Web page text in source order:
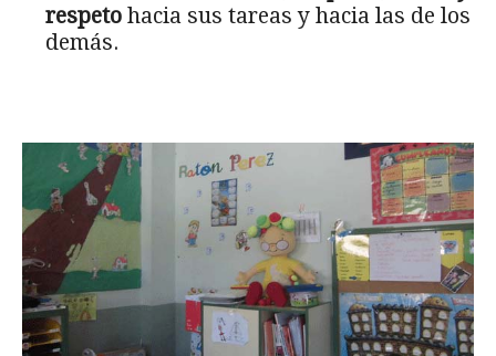
respeto hacia sus tareas y hacia las de los
demás.